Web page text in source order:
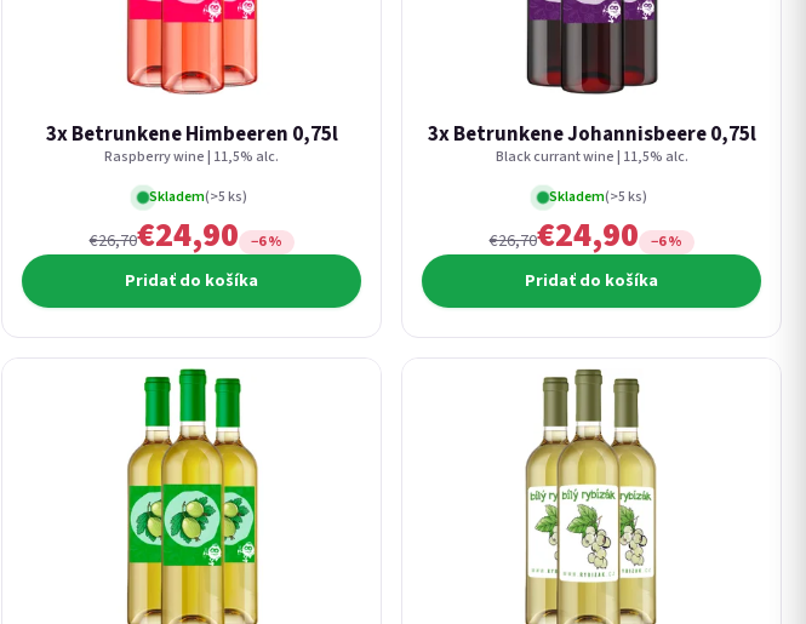
3x Betrunkene Himbeeren 0,75l
Raspberry wine | 11,5% alc.
Skladem(>5 ks)
€26,70€24,90 −6 %
Pridať do košíka
3x Betrunkene Johannisbeere 0,75l
Black currant wine | 11,5% alc.
Skladem(>5 ks)
€26,70€24,90 −6 %
Pridať do košíka